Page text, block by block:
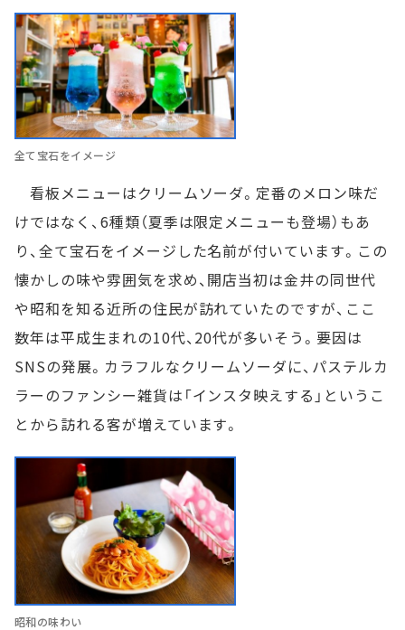
全て宝石をイメージ
看板メニューはクリームソーダ。定番のメロン味だ
けではなく、6種類（夏季は限定メニューも登場）もあ
り、全て宝石をイメージした名前が付いています。この
懐かしの味や雰囲気を求め、開店当初は金井の同世代
や昭和を知る近所の住民が訪れていたのですが、ここ
数年は平成生まれの10代、20代が多いそう。要因は
SNSの発展。カラフルなクリームソーダに、パステルカ
ラーのファンシー雑貨は「インスタ映えする」というこ
とから訪れる客が増えています。
昭和の味わい